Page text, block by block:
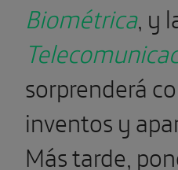
Biométrica, y
sorprenderá
inventos y
Más tarde,